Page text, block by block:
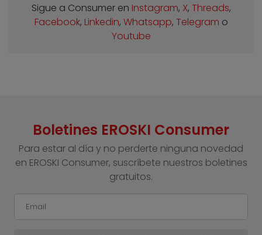
Sigue a Consumer en Instagram, X, Threads,
Facebook, Linkedin, Whatsapp, Telegram o
Youtube
Boletines EROSKI Consumer
Para estar al día y no perderte ninguna novedad
en EROSKI Consumer, suscríbete nuestros boletines
gratuitos.